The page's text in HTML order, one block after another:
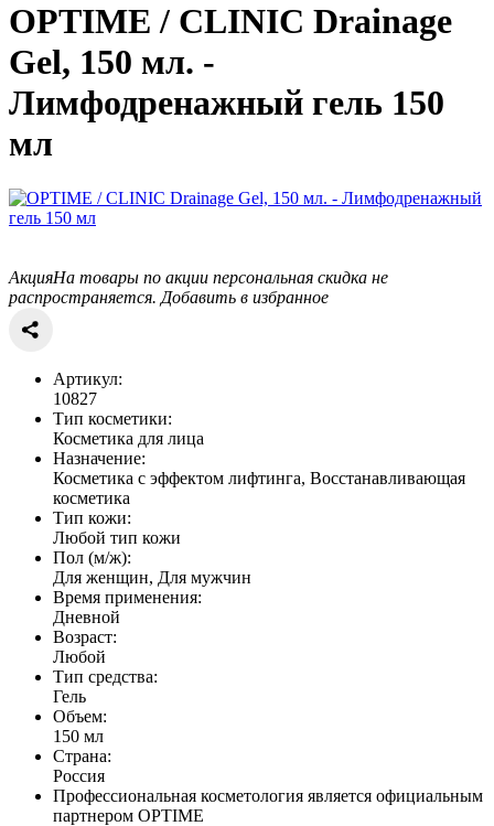
OPTIME / CLINIC Drainage
Gel, 150 мл. -
Лимфодренажный гель 150
мл
АкцияНа товары по акции персональная скидка не
распространяется. Добавить в избранное
Артикул:
10827
Тип косметики:
Косметика для лица
Назначение:
Косметика с эффектом лифтинга, Восстанавливающая
косметика
Тип кожи:
Любой тип кожи
Пол (м/ж):
Для женщин, Для мужчин
Время применения:
Дневной
Возраст:
Любой
Тип средства:
Гель
Объем:
150 мл
Страна:
Россия
Профессиональная косметология является официальным
партнером OPTIME